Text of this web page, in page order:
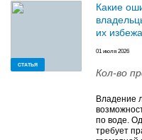
СТАТЬЯ
Какие
их
01 июля 2026
Кол-во
Владение
по воде.
требует